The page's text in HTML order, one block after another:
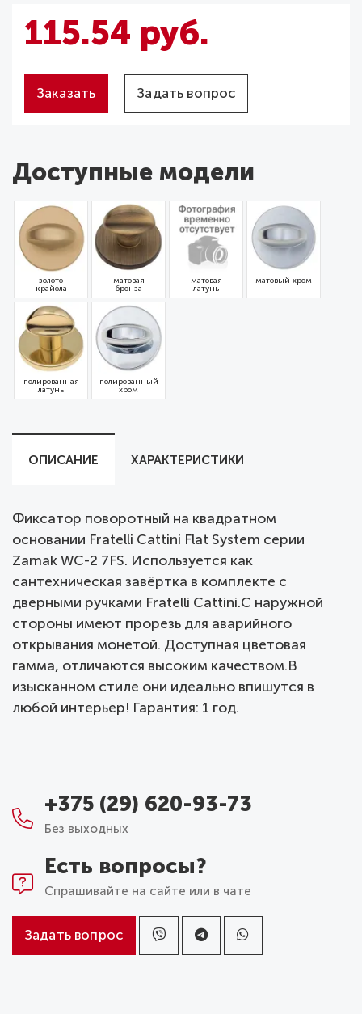
115.54 руб.
Заказать Задать вопрос
Доступные модели
золото
крайола
матовая
бронза
матовая
латунь
матовый хром
полированная
латунь
полированный
хром
ОПИСАНИЕ ХАРАКТЕРИСТИКИ
Фиксатор поворотный на квадратном
основании Fratelli Cattini Flat System серии
Zamak WC-2 7FS. Используется как
сантехническая завёртка в комплекте с
дверными ручками Fratelli Cattini.С наружной
стороны имеют прорезь для аварийного
открывания монетой. Доступная цветовая
гамма, отличаются высоким качеством.В
изысканном стиле они идеально впишутся в
любой интерьер! Гарантия: 1 год.
+375 (29) 620-93-73
Без выходных
Есть вопросы?
Спрашивайте на сайте или в чате
Задать вопрос